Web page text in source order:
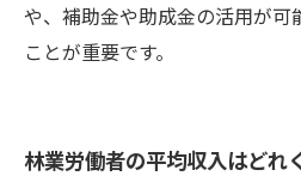
や、補助金や助成金の活用が可
ことが重要です。
林業労働者の平均収入はどれ